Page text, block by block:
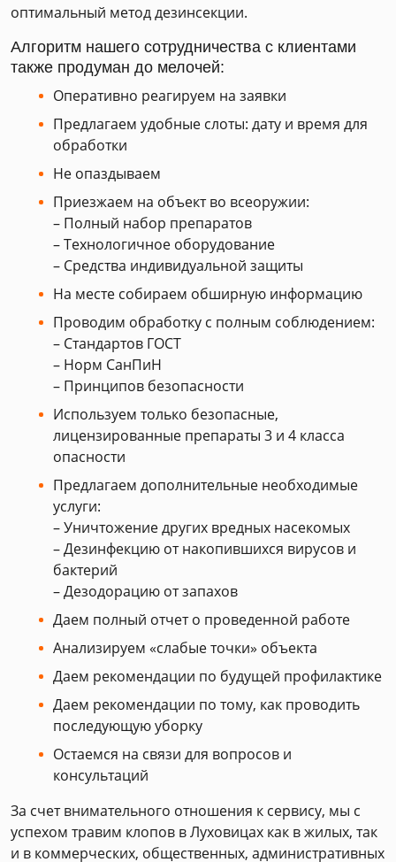
оптимальный метод дезинсекции.
Алгоритм нашего сотрудничества с клиентами
также продуман до мелочей:
Оперативно реагируем на заявки
Предлагаем удобные слоты: дату и время для
обработки
Не опаздываем
Приезжаем на объект во всеоружии:
– Полный набор препаратов
– Технологичное оборудование
– Средства индивидуальной защиты
На месте собираем обширную информацию
Проводим обработку с полным соблюдением:
– Стандартов ГОСТ
– Норм СанПиН
– Принципов безопасности
Используем только безопасные,
лицензированные препараты 3 и 4 класса
опасности
Предлагаем дополнительные необходимые
услуги:
– Уничтожение других вредных насекомых
– Дезинфекцию от накопившихся вирусов и
бактерий
– Дезодорацию от запахов
Даем полный отчет о проведенной работе
Анализируем «слабые точки» объекта
Даем рекомендации по будущей профилактике
Даем рекомендации по тому, как проводить
последующую уборку
Остаемся на связи для вопросов и
консультаций
За счет внимательного отношения к сервису, мы с
успехом травим клопов в Луховицах как в жилых, так
и в коммерческих, общественных, административных